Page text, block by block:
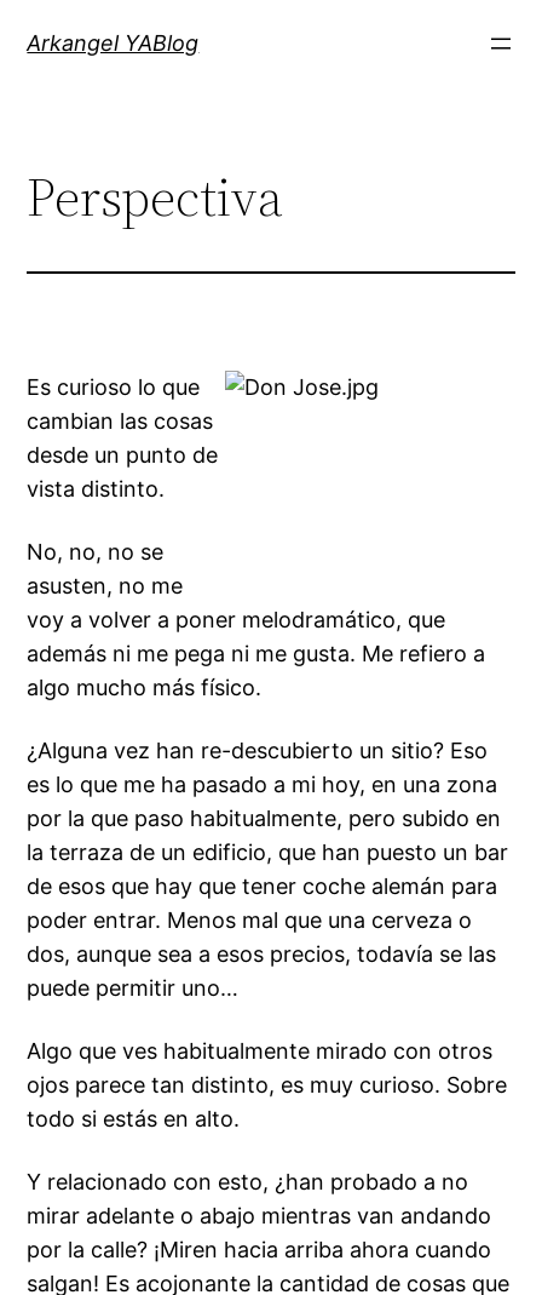
Arkangel YABlog
Perspectiva
Es curioso lo que
cambian las cosas
desde un punto de
vista distinto.
No, no, no se
asusten, no me
voy a volver a poner melodramático, que
además ni me pega ni me gusta. Me refiero a
algo mucho más físico.
¿Alguna vez han re-descubierto un sitio? Eso
es lo que me ha pasado a mi hoy, en una zona
por la que paso habitualmente, pero subido en
la terraza de un edificio, que han puesto un bar
de esos que hay que tener coche alemán para
poder entrar. Menos mal que una cerveza o
dos, aunque sea a esos precios, todavía se las
puede permitir uno…
Algo que ves habitualmente mirado con otros
ojos parece tan distinto, es muy curioso. Sobre
todo si estás en alto.
Y relacionado con esto, ¿han probado a no
mirar adelante o abajo mientras van andando
por la calle? ¡Miren hacia arriba ahora cuando
salgan! Es acojonante la cantidad de cosas que